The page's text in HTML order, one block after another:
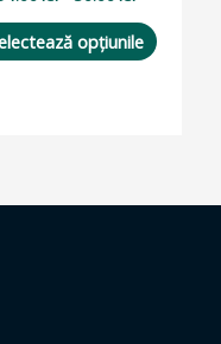
opțiunile alese